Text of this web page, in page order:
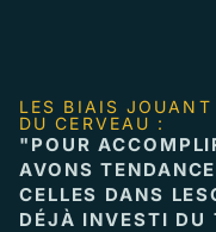
LES BIAIS JOUANT
DU CERVEAU :
"POUR
AVONS
CELLES DANS
DÉJÀ INVESTI DU